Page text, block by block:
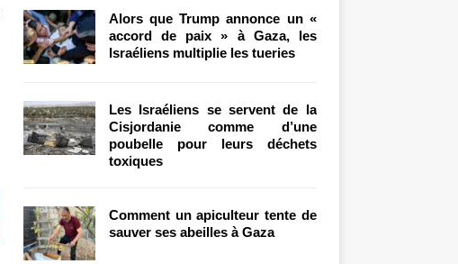
Alors que Trump annonce un «
accord de paix » à Gaza, les
Israéliens multiplie les tueries
Les Israéliens se servent de la
Cisjordanie comme d’une
poubelle pour leurs déchets
toxiques
Comment un apiculteur tente de
sauver ses abeilles à Gaza